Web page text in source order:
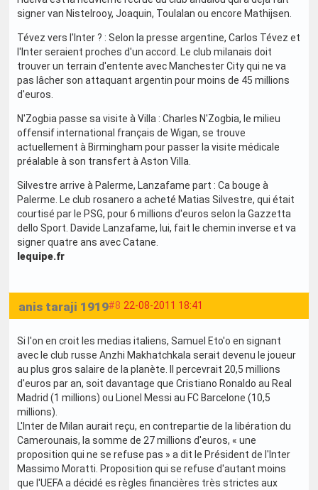
signer van Nistelrooy, Joaquin, Toulalan ou encore Mathijsen.
Tévez vers l'Inter ? : Selon la presse argentine, Carlos Tévez et
l'Inter seraient proches d'un accord. Le club milanais doit
trouver un terrain d'entente avec Manchester City qui ne va
pas lâcher son attaquant argentin pour moins de 45 millions
d'euros.
N'Zogbia passe sa visite à Villa : Charles N'Zogbia, le milieu
offensif international français de Wigan, se trouve
actuellement à Birmingham pour passer la visite médicale
préalable à son transfert à Aston Villa.
Silvestre arrive à Palerme, Lanzafame part : Ca bouge à
Palerme. Le club rosanero a acheté Matias Silvestre, qui était
courtisé par le PSG, pour 6 millions d'euros selon la Gazzetta
dello Sport. Davide Lanzafame, lui, fait le chemin inverse et va
signer quatre ans avec Catane.
lequipe.fr
#8 22-08-2011 18:41
anis taraji 1919
Si l'on en croit les medias italiens, Samuel Eto'o en signant
avec le club russe Anzhi Makhatchkala serait devenu le joueur
au plus gros salaire de la planète. Il percevrait 20,5 millions
d'euros par an, soit davantage que Cristiano Ronaldo au Real
Madrid (1 millions) ou Lionel Messi au FC Barcelone (10,5
millions).
L'Inter de Milan aurait reçu, en contrepartie de la libération du
Camerounais, la somme de 27 millions d'euros, « une
proposition qui ne se refuse pas » a dit le Président de l'Inter
Massimo Moratti. Proposition qui se refuse d'autant moins
que l'UEFA a décidé es règles financières très strictes aux